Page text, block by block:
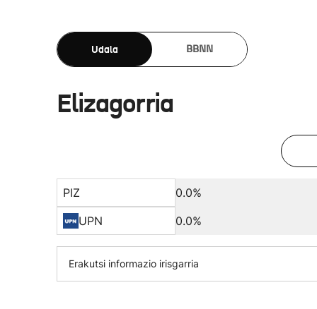
Udala BBNN
Elizagorria
PIZ
0.0%
UPN
0.0%
Erakutsi informazio irisgarria